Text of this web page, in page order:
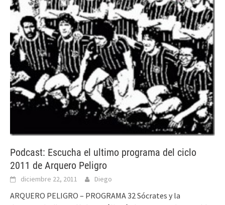
Podcast: Escucha el ultimo programa del ciclo
2011 de Arquero Peligro
diciembre 22, 2011 Diego
ARQUERO PELIGRO – PROGRAMA 32 Sócrates y la